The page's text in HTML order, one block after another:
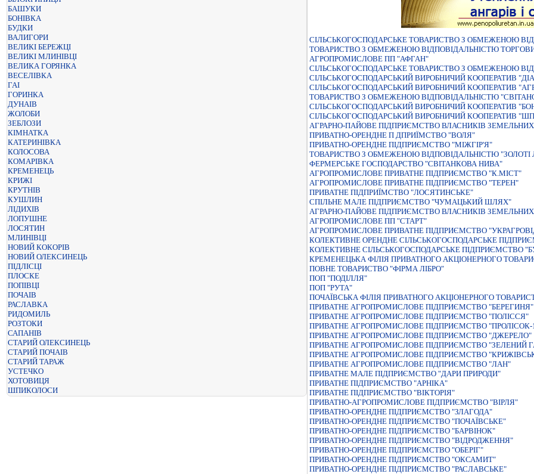
БАШУКИ
БОНІВКА
БУДКИ
ВАЛИГОРИ
ВЕЛИКІ БЕРЕЖЦІ
ВЕЛИКІ МЛИНІВЦІ
ВЕЛИКА ГОРЯНКА
ВЕСЕЛІВКА
ГАІ
ГОРИНКА
ДУНАІВ
ЖОЛОБИ
ЗЕБЛОЗИ
КІМНАТКА
КАТЕРИНІВКА
КОЛОСОВА
КОМАРІВКА
КРЕМЕНЕЦЬ
КРИЖІ
КРУТНІВ
КУШЛИН
ЛІДИХІВ
ЛОПУШНЕ
ЛОСЯТИН
МЛИНІВЦІ
НОВИЙ КОКОРІВ
НОВИЙ ОЛЕКСИНЕЦЬ
ПІДЛІСЦІ
ПЛОСКЕ
ПОПІВЦІ
ПОЧАІВ
РАСЛАВКА
РИДОМИЛЬ
РОЗТОКИ
САПАНІВ
СТАРИЙ ОЛЕКСИНЕЦЬ
СТАРИЙ ПОЧАІВ
СТАРИЙ ТАРАЖ
УСТЕЧКО
ХОТОВИЦЯ
ШПИКОЛОСИ
СIЛЬСЬКОГОСПОДАРСЬКЕ ТОВАРИСТВО З ОБМЕЖЕНОЮ
ТОВАРИСТВО З ОБМЕЖЕНОЮ ВІДПОВІДАЛЬНІСТЮ
АГРОПРОМИСЛОВЕ ПП "АФГАН"
СІЛЬСЬКОГОСПОДАРСЬКЕ ТОВАРИСТВО З ОБМЕЖЕНОЮ
СІЛЬСЬКОГОСПОДАРСЬКИЙ ВИРОБНИЧИЙ КООПЕРАТИВ
СІЛЬСЬКОГОСПОДАРСЬКИЙ ВИРОБНИЧИЙ КООПЕРАТИВ
ТОВАРИСТВО З ОБМЕЖЕНОЮ ВIДПОВIДАЛЬНIСТЮ
СIЛЬСЬКОГОСПОДАРСЬКИЙ ВИРОБНИЧИЙ КООПЕРАТИВ
СІЛЬСЬКОГОСПОДАРСЬКИЙ ВИРОБНИЧИЙ КООПЕРАТИВ
АГРАРНО-ПАЙОВЕ ПІДПРИЄМСТВО ВЛАСНИКІВ
ПРИВАТНО-ОРЕНДНЕ П ДПРИЇМСТВО "ВОЛЯ"
ПРИВАТНО-ОРЕНДНЕ ПIДПРИЄМСТВО "МIЖГIР'Я"
ТОВАРИСТВО З ОБМЕЖЕНОЮ ВIДПОВIДАЛЬНIСТЮ "ЗОЛОТI
ФЕРМЕРСЬКЕ ГОСПОДАРСТВО "СВIТАНКОВА НИВА"
АГРОПРОМИСЛОВЕ ПРИВАТНЕ ПIДПРИЄМСТВО "К.МIСТ"
АГРОПРОМИСЛОВЕ ПРИВАТНЕ ПIДПРИЄМСТВО "ТЕРЕН"
ПРИВАТНЕ ПIДПРИЇМСТВО "ЛОСЯТИНСЬКЕ"
СПІЛЬНЕ МАЛЕ ПІДПРИЄМСТВО "ЧУМАЦЬКИЙ ШЛЯХ"
АГРАРНО-ПАЙОВЕ ПIДПРИЄМСТВО ВЛАСНИКIВ
АГРОПРОМИСЛОВЕ ПП "СТАРТ"
АГРОПРОМИСЛОВЕ ПРИВАТНЕ ПIДПРИЄМСТВО
КОЛЕКТИВНЕ ОРЕНДНЕ СІЛЬСЬКОГОСПОДАРСЬКЕ
КОЛЕКТИВНЕ СIЛЬСЬКОГОСПОДАРСЬКЕ ПIДПРИЄМСТВО
КРЕМЕНЕЦЬКА ФIЛIЯ ПРИВАТНОГО АКЦIОНЕРНОГО
ПОВНЕ ТОВАРИСТВО "ФІРМА ЛІБРО"
ПОП "ПОДІЛЛЯ"
ПОП "РУТА"
ПОЧАЇВСЬКА ФIЛIЯ ПРИВАТНОГО АКЦIОНЕРНОГО
ПРИВАТНЕ АГРОПРОМИСЛОВЕ ПIДПРИЄМСТВО "БЕРЕГИНЯ"
ПРИВАТНЕ АГРОПРОМИСЛОВЕ ПIДПРИЄМСТВО "ПОЛIССЯ"
ПРИВАТНЕ АГРОПРОМИСЛОВЕ ПIДПРИЄМСТВО "ПРОЛIСОК-
ПРИВАТНЕ АГРОПРОМИСЛОВЕ ПІДПРИЄМСТВО "ДЖЕРЕЛО"
ПРИВАТНЕ АГРОПРОМИСЛОВЕ ПІДПРИЄМСТВО "ЗЕЛЕНИЙ
ПРИВАТНЕ АГРОПРОМИСЛОВЕ ПІДПРИЄМСТВО
ПРИВАТНЕ АГРОПРОМИСЛОВЕ ПІДПРИЄМСТВО "ЛАН"
ПРИВАТНЕ МАЛЕ ПIДПРИЄМСТВО "ДАРИ ПРИРОДИ"
ПРИВАТНЕ ПIДПРИЄМСТВО "АРНIКА"
ПРИВАТНЕ ПІДПРИЄМСТВО "ВІКТОРІЯ"
ПРИВАТНО-АГРОПРОМИСЛОВЕ ПІДПРИЄМСТВО "ВІРЛЯ"
ПРИВАТНО-ОРЕНДНЕ ПIДПРИЄМСТВО "ЗЛАГОДА"
ПРИВАТНО-ОРЕНДНЕ ПIДПРИЄМСТВО "ПОЧАЇВСЬКЕ"
ПРИВАТНО-ОРЕНДНЕ ПІДПРИЄМСТВО "БАРВІНОК"
ПРИВАТНО-ОРЕНДНЕ ПІДПРИЄМСТВО "ВІДРОДЖЕННЯ"
ПРИВАТНО-ОРЕНДНЕ ПІДПРИЄМСТВО "ОБЕРІГ"
ПРИВАТНО-ОРЕНДНЕ ПІДПРИЄМСТВО "ОКСАМИТ"
ПРИВАТНО-ОРЕНДНЕ ПІДПРИЄМСТВО "РАСЛАВСЬКЕ"